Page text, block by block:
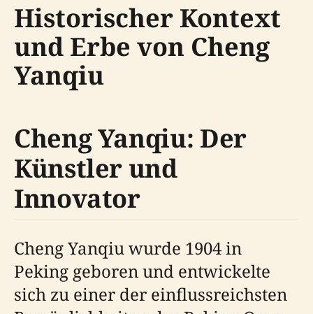
Historischer Kontext
und Erbe von Cheng
Yanqiu
Cheng Yanqiu: Der
Künstler und
Innovator
Cheng Yanqiu wurde 1904 in
Peking geboren und entwickelte
sich zu einer der einflussreichsten